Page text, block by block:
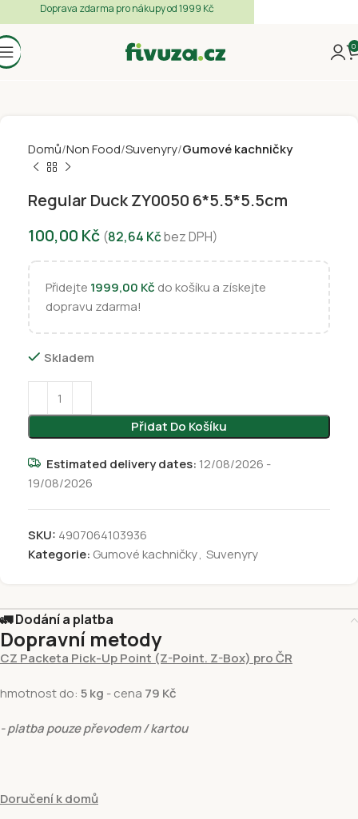
0
Domů Non Food Suvenyry Gumové kachničky
Regular Duck ZY0050 6*5.5*5.5cm
100,00 Kč (82,64 Kčbez DPH)
Přidejte 1999,00 Kč do košíku a získejte
dopravu zdarma!
Skladem
Přidat Do Košíku
Estimated delivery dates: 12/08/2026 -
19/08/2026
SKU: 4907064103936
Kategorie: Gumové kachničky, Suvenyry
🚛 Dodání a platba
Dopravní metody
CZ Packeta Pick-Up Point (Z-Point. Z-Box) pro ČR
hmotnost do: 5 kg - cena 79 Kč
- platba pouze převodem / kartou
Doručení k domů
Doprava zdarma pro nákupy od 1999 Kč